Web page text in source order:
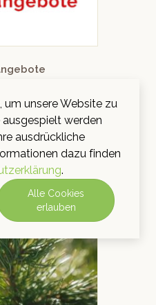
um unsere Website zu
werden
ausdrückliche
dazu finden
.
Alle Cookies
erlauben